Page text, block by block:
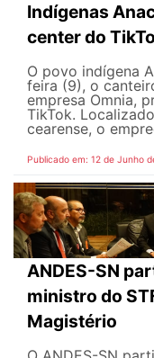
Indígenas
center do
O povo indígena
feira (9), o
empresa Omnia,
TikTok.
cearense, o
Publicado em: 12 de Junho
ANDES-SN
ministro do
Magistério